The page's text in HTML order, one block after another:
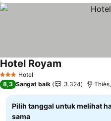
3 BintangHotel
Hotel Royam
8,3 Sangat baik 3.324
Pilih tanggal untuk melihat
sama